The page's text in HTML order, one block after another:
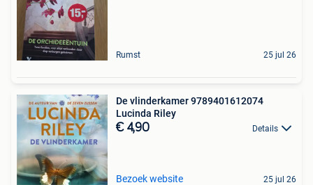
Rumst 25 jul 26
De vlinderkamer 9789401612074
Lucinda Riley
€ 4,90 Details
Bezoek website 25 jul 26